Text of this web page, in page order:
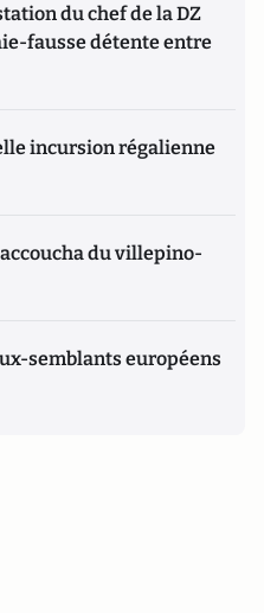
du chef de la DZ
fausse détente entre
incursion régalienne
du villepino-
semblants européens